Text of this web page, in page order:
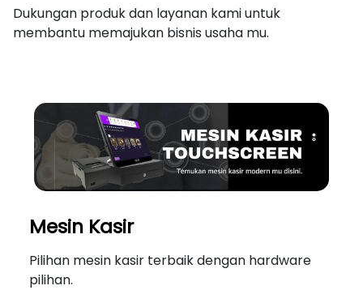
Dukungan produk dan layanan kami untuk
membantu memajukan bisnis usaha mu.
Mesin Kasir
Pilihan mesin kasir terbaik dengan hardware
pilihan.